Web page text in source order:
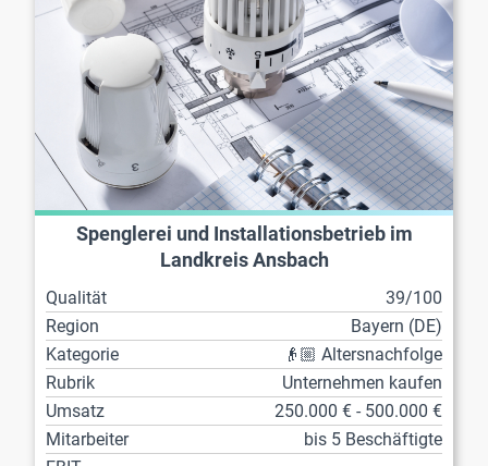
Spenglerei und Installationsbetrieb im
Landkreis Ansbach
Qualität
39/100
Region
Bayern (DE)
Kategorie
👴🏼 Altersnachfolge
Rubrik
Unternehmen kaufen
Umsatz
250.000 € - 500.000 €
Mitarbeiter
bis 5 Beschäftigte